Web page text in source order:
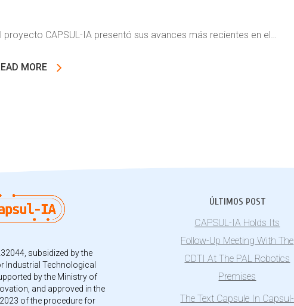
proyecto CAPSUL-IA presentó sus avances más recientes en el…
MORE
subsidized by the
Industrial Technological
by the Ministry of
and approved in the
of the procedure for
ÚLTIMOS POST
CAPSUL-IA Holds Its
Follow-Up Meeting With The
CDTI At The PAL Robotics
Premises
The Text Capsule In Capsul-